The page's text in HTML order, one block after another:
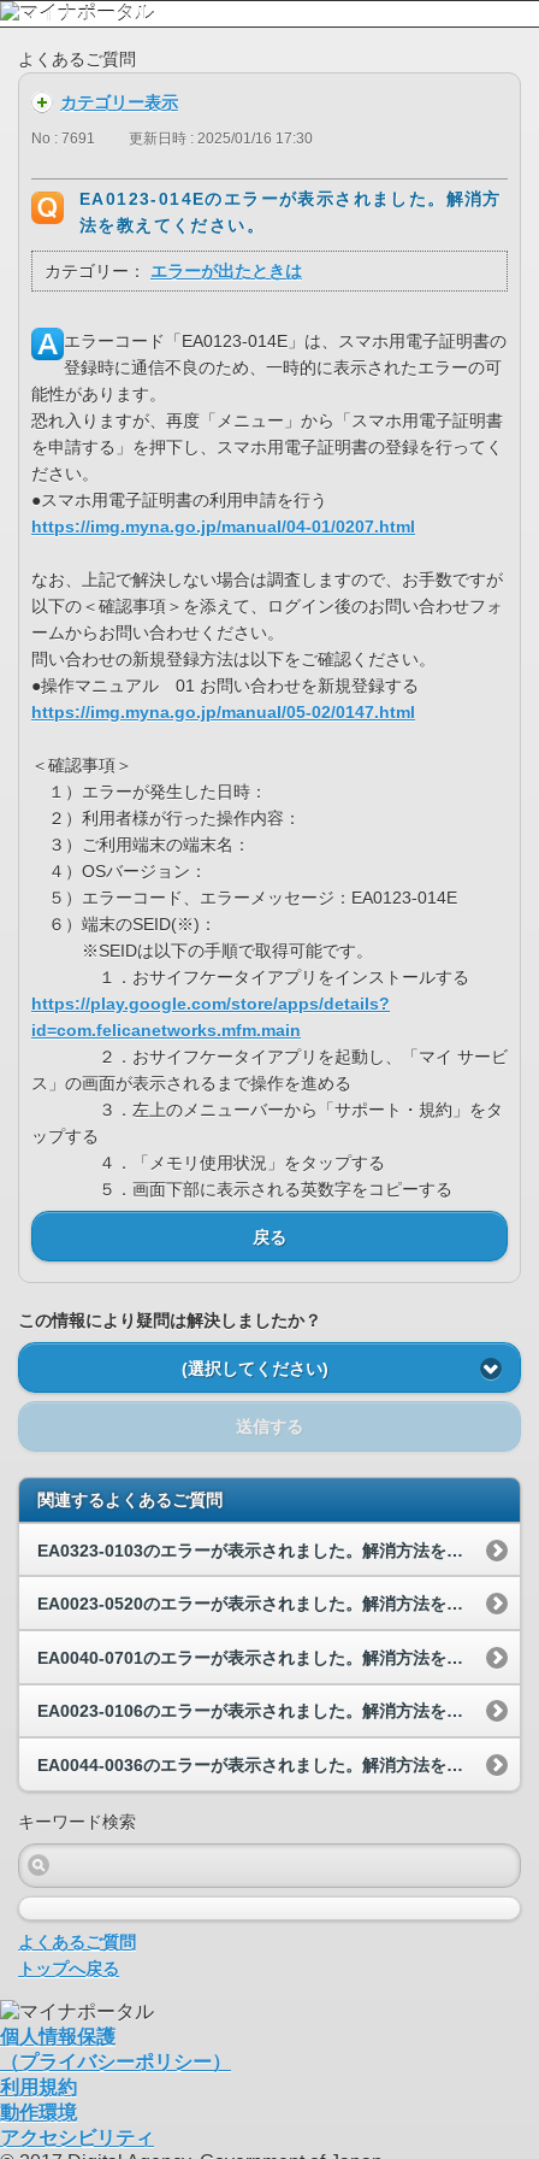
よくあるご質問
カテゴリー表示
No : 7691 更新日時 : 2025/01/16 17:30
EA0123-014Eのエラーが表示されました。解消方
法を教えてください。
カテゴリー： エラーが出たときは
エラーコード「EA0123-014E」は、スマホ用電子証明書の
登録時に通信不良のため、一時的に表示されたエラーの可
能性があります。
恐れ入りますが、再度「メニュー」から「スマホ用電子証明書
を申請する」を押下し、スマホ用電子証明書の登録を行ってく
ださい。
●スマホ用電子証明書の利用申請を行う
https://img.myna.go.jp/manual/04-01/0207.html
なお、上記で解決しない場合は調査しますので、お手数ですが
以下の＜確認事項＞を添えて、ログイン後のお問い合わせフォ
ームからお問い合わせください。
問い合わせの新規登録方法は以下をご確認ください。
●操作マニュアル 01 お問い合わせを新規登録する
https://img.myna.go.jp/manual/05-02/0147.html
＜確認事項＞
１）エラーが発生した日時：
２）利用者様が行った操作内容：
３）ご利用端末の端末名：
４）OSバージョン：
５）エラーコード、エラーメッセージ：EA0123-014E
６）端末のSEID(※)：
※SEIDは以下の手順で取得可能です。
１．おサイフケータイアプリをインストールする
https://play.google.com/store/apps/details?
id=com.felicanetworks.mfm.main
２．おサイフケータイアプリを起動し、「マイ サービ
ス」の画面が表示されるまで操作を進める
３．左上のメニューバーから「サポート・規約」をタ
ップする
４．「メモリ使用状況」をタップする
５．画面下部に表示される英数字をコピーする
戻る
この情報により疑問は解決しましたか？
(選択してください)
送信する
関連するよくあるご質問
EA0323-0103のエラーが表示されました。解消方法を教えてください。
EA0023-0520のエラーが表示されました。解消方法を教えてください。
EA0040-0701のエラーが表示されました。解消方法を教えてください。
EA0023-0106のエラーが表示されました。解消方法を教えてください。
EA0044-0036のエラーが表示されました。解消方法を教えてください。
キーワード検索
よくあるご質問
トップへ戻る
個人情報保護
（プライバシーポリシー）
利用規約
動作環境
アクセシビリティ